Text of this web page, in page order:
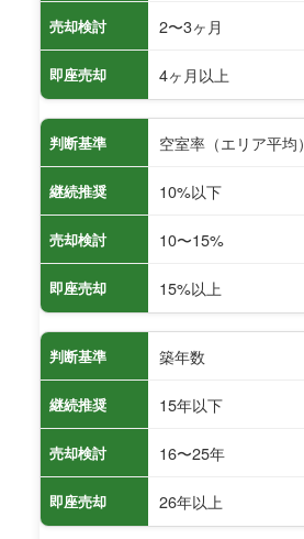
売却検討 2〜3ヶ月
即座売却 4ヶ月以上
判断基準 空室率（エリア平均）
継続推奨 10%以下
売却検討 10〜15%
即座売却 15%以上
判断基準 築年数
継続推奨 15年以下
売却検討 16〜25年
即座売却 26年以上